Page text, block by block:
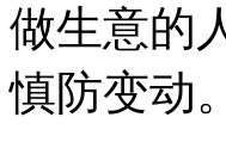
做生意的
慎防变动。